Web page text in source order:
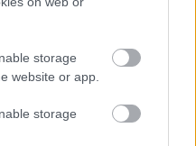
storage
website or app.
storage
érdeklődők.